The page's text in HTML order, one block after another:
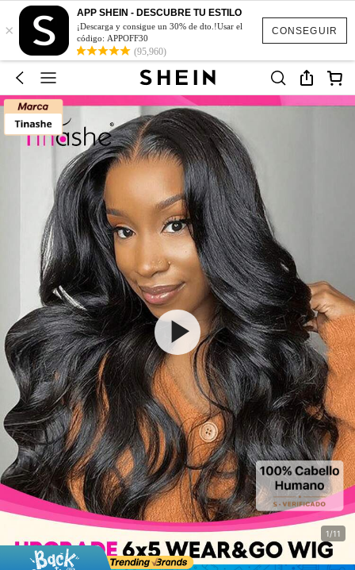
CONSEGUIR
×
APP SHEIN - DESCUBRE TU ESTILO
¡Descarga y consigue un 30% de dto.!Usar el
código: APPOFF30
(95,960)
1/11